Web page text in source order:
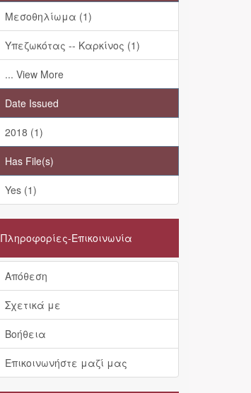
Μεσοθηλίωμα (1)
Υπεζωκότας -- Καρκίνος (1)
... View More
Date Issued
2018 (1)
Has File(s)
Yes (1)
Πληροφορίες-Επικοινωνία
Απόθεση
Σχετικά με
Βοήθεια
Επικοινωνήστε μαζί μας